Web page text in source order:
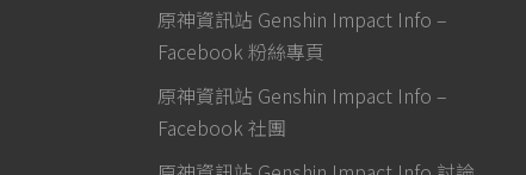
原神資訊站 Genshin Impact Info –
Facebook 粉絲專頁
原神資訊站 Genshin Impact Info –
Facebook 社團